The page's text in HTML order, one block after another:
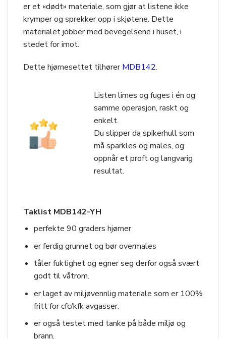
er et «dødt» materiale, som gjør at listene ikke
krymper og sprekker opp i skjøtene. Dette
materialet jobber med bevegelsene i huset, i
stedet for imot.
Dette hjørnesettet tilhørerMDB142.
Listen limes og fuges i én og
samme operasjon, raskt og
enkelt.
Du slipper da spikerhull som
må sparkles og males, og
oppnår et proft og langvarig
resultat.
Taklist MDB142-YH
perfekte 90 graders hjørner
er ferdig grunnet og bør overmales
tåler fuktighet og egner seg derfor også svært
godt til våtrom.
er laget av miljøvennlig materiale som er 100%
fritt for cfc/kfk avgasser.
er også testet med tanke på både miljø og
brann.